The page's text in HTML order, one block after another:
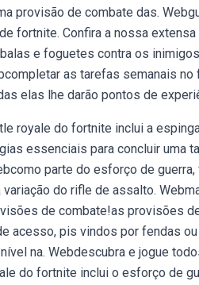
provisão de combate das.
fortnite. Confira a nossa
e foguetes contra os
as tarefas semanais
elas lhe darão pontos de
royale do fortnite inclui a
essenciais para concluir uma
parte do esforço de
do rifle de assalto.
de combate!as provisões
acesso, pis vindos por fendas
na. Webdescubra e jogue
do fortnite inclui o esforço de